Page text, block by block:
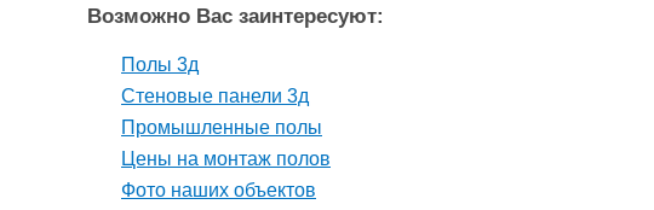
Возможно Вас заинтересуют:
Полы 3д
Стеновые панели 3д
Промышленные полы
Цены на монтаж полов
Фото наших объектов